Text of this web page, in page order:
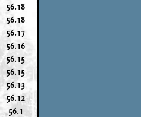
56.18
56.18
56.17
56.16
56.15
56.15
56.13
56.12
56.1